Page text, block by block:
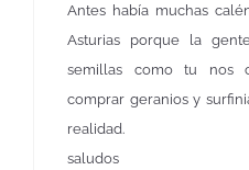
Antes había muchas
Asturias porque la
semillas como tu nos
comprar geranios y
realidad.
saludos